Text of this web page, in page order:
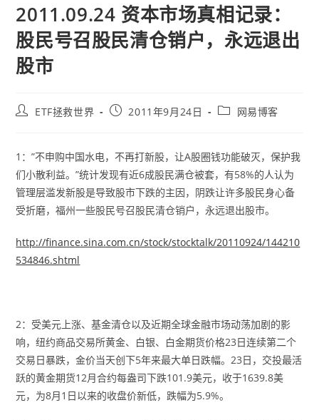
2011.09.24 资本市场真相记录：
股民号召股民清仓销户，永远退出
股市
PostETF拯救世界
Post2011年9月24日
Post网易博客
1：”不申购中国水电，不再打新股，让A股圈钱功能破灭，保护我
们小散利益。”统计发现有近6成股民满仓被套，有58%的人认为
管理层滥发新股是导致股市下跌的主因，阴跌让许多股民身心备
受折磨，福州一些股民号召股民清仓销户，永远退出股市。
http://finance.sina.com.cn/stock/stocktalk/20110924/144210
534846.shtml
2：受美元上涨、基金清仓以及近期全球金融市场动荡加剧的影
响，纽约商品交易所黄金、白银、白金期货价格23日连续第二个
交易日暴跌，金价当天创下5年来最大单日跌幅。23日，交投最活
跃的黄金期货12月合约每盎司下跌101.9美元，收于1639.8美
元，为8月1日以来的收盘价新低，跌幅为5.9%。